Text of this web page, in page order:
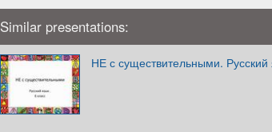
Similar presentations:
НЕ с существительными. Русский